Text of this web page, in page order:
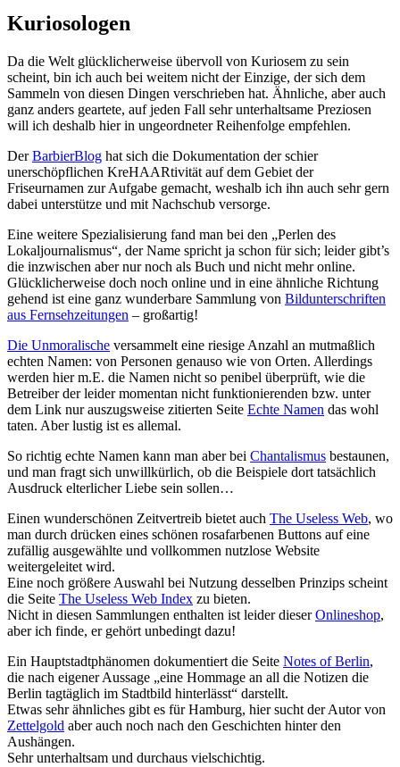
Kuriosologen
Da die Welt glücklicherweise übervoll von Kuriosem zu sein
scheint, bin ich auch bei weitem nicht der Einzige, der sich dem
Sammeln von diesen Dingen verschrieben hat. Ähnliche, aber auch
ganz anders geartete, auf jeden Fall sehr unterhaltsame Preziosen
will ich deshalb hier in ungeordneter Reihenfolge empfehlen.
DerBarbierBlog hat sich die Dokumentation der schier
unerschöpflichen KreHAARtivität auf dem Gebiet der
Friseurnamen zur Aufgabe gemacht, weshalb ich ihn auch sehr gern
dabei unterstütze und mit Nachschub versorge.
Eine weitere Spezialisierung fand man bei den „Perlen des
Lokaljournalismus“, der Name spricht ja schon für sich; leider gibt’s
die inzwischen aber nur noch als Buch und nicht mehr online.
Glücklicherweise doch noch online und in eine ähnliche Richtung
gehend ist eine ganz wunderbare Sammlung von Bildunterschriften
aus Fernsehzeitungen – großartig!
Die Unmoralische versammelt eine riesige Anzahl an mutmaßlich
echten Namen: von Personen genauso wie von Orten. Allerdings
werden hier m.E. die Namen nicht so penibel überprüft, wie die
Betreiber der leider momentan nicht funktionierenden bzw. unter
dem Link nur auszugsweise zitierten Seite Echte Namen das wohl
taten. Aber lustig ist es allemal.
So richtig echte Namen kann man aber bei Chantalismus bestaunen,
und man fragt sich unwillkürlich, ob die Beispiele dort tatsächlich
Ausdruck elterlicher Liebe sein sollen…
Einen wunderschönen Zeitvertreib bietet auch The Useless Web, wo
man durch drücken eines schönen rosafarbenen Buttons auf eine
zufällig ausgewählte und vollkommen nutzlose Website
weitergeleitet wird.
Eine noch größere Auswahl bei Nutzung desselben Prinzips scheint
die Seite The Useless Web Index zu bieten.
Nicht in diesen Sammlungen enthalten ist leider dieserOnlineshop,
aber ich finde, er gehört unbedingt dazu!
Ein Hauptstadtphänomen dokumentiert die Seite Notes of Berlin,
die nach eigener Aussage „eine Hommage an all die Notizen die
Berlin tagtäglich im Stadtbild hinterlässt“ darstellt.
Etwas sehr ähnliches gibt es für Hamburg, hier sucht der Autor von
Zettelgold aber auch noch nach den Geschichten hinter den
Aushängen.
Sehr unterhaltsam und durchaus vielschichtig.